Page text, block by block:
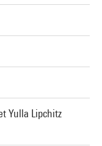
Yulla Lipchitz